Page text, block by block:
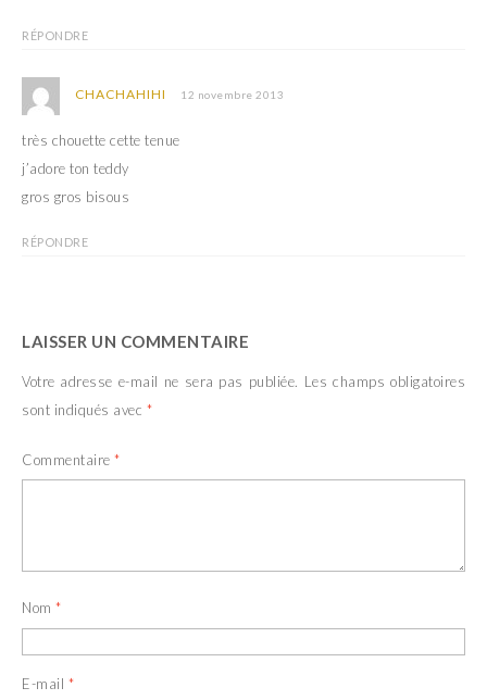
RÉPONDRE
CHACHAHIHI 12 novembre 2013
très chouette cette tenue
j’adore ton teddy
gros gros bisous
RÉPONDRE
LAISSER UN COMMENTAIRE
Votre adresse e-mail ne sera pas publiée. Les champs obligatoires
sont indiqués avec *
Commentaire *
Nom *
E-mail *